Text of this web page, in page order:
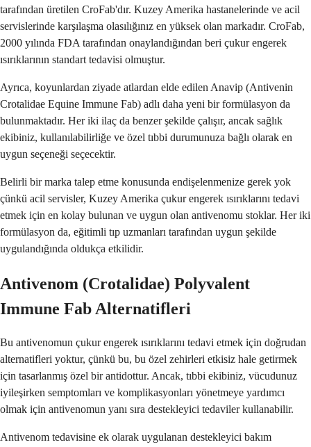
tarafından üretilen CroFab'dır. Kuzey Amerika hastanelerinde ve acil
servislerinde karşılaşma olasılığınız en yüksek olan markadır. CroFab,
2000 yılında FDA tarafından onaylandığından beri çukur engerek
ısırıklarının standart tedavisi olmuştur.
Ayrıca, koyunlardan ziyade atlardan elde edilen Anavip (Antivenin
Crotalidae Equine Immune Fab) adlı daha yeni bir formülasyon da
bulunmaktadır. Her iki ilaç da benzer şekilde çalışır, ancak sağlık
ekibiniz, kullanılabilirliğe ve özel tıbbi durumunuza bağlı olarak en
uygun seçeneği seçecektir.
Belirli bir marka talep etme konusunda endişelenmenize gerek yok
çünkü acil servisler, Kuzey Amerika çukur engerek ısırıklarını tedavi
etmek için en kolay bulunan ve uygun olan antivenomu stoklar. Her iki
formülasyon da, eğitimli tıp uzmanları tarafından uygun şekilde
uygulandığında oldukça etkilidir.
Antivenom (Crotalidae) Polyvalent
Immune Fab Alternatifleri
Bu antivenomun çukur engerek ısırıklarını tedavi etmek için doğrudan
alternatifleri yoktur, çünkü bu, bu özel zehirleri etkisiz hale getirmek
için tasarlanmış özel bir antidottur. Ancak, tıbbi ekibiniz, vücudunuz
iyileşirken semptomları ve komplikasyonları yönetmeye yardımcı
olmak için antivenomun yanı sıra destekleyici tedaviler kullanabilir.
Antivenom tedavisine ek olarak uygulanan destekleyici bakım